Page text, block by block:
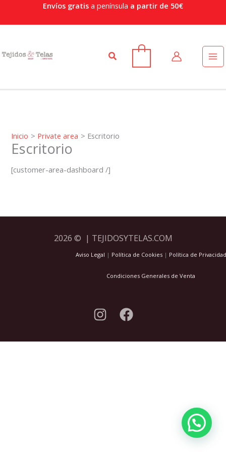
Envíos gratis a península a partir de 50€
Buscar
Inicio Private area Escritorio
Escritorio
[customer-area-dashboard /]
2026 © | TEJIDOSYTELAS.COM
Aviso Legal | Política de Cookies| Política de Privacidad
Condiciones Generales de Venta